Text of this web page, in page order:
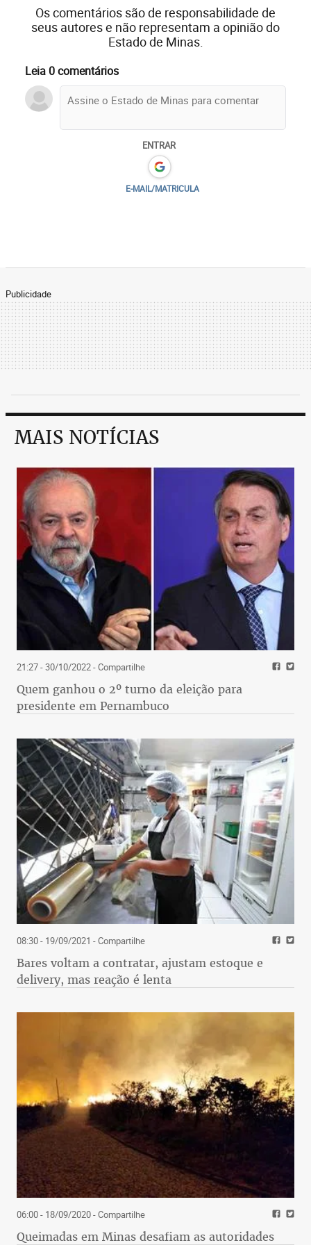
Os comentários são de responsabilidade de
seus autores e não representam a opinião do
Estado de Minas.
Leia 0 comentários
ENTRAR
E-MAIL/MATRICULA
Publicidade
MAIS NOTÍCIAS
21:27 - 30/10/2022- Compartilhe
Quem ganhou o 2º turno da eleição para
presidente em Pernambuco
08:30 - 19/09/2021 - Compartilhe
Bares voltam a contratar, ajustam estoque e
delivery, mas reação é lenta
06:00 - 18/09/2020- Compartilhe
Queimadas em Minas desafiam as autoridades